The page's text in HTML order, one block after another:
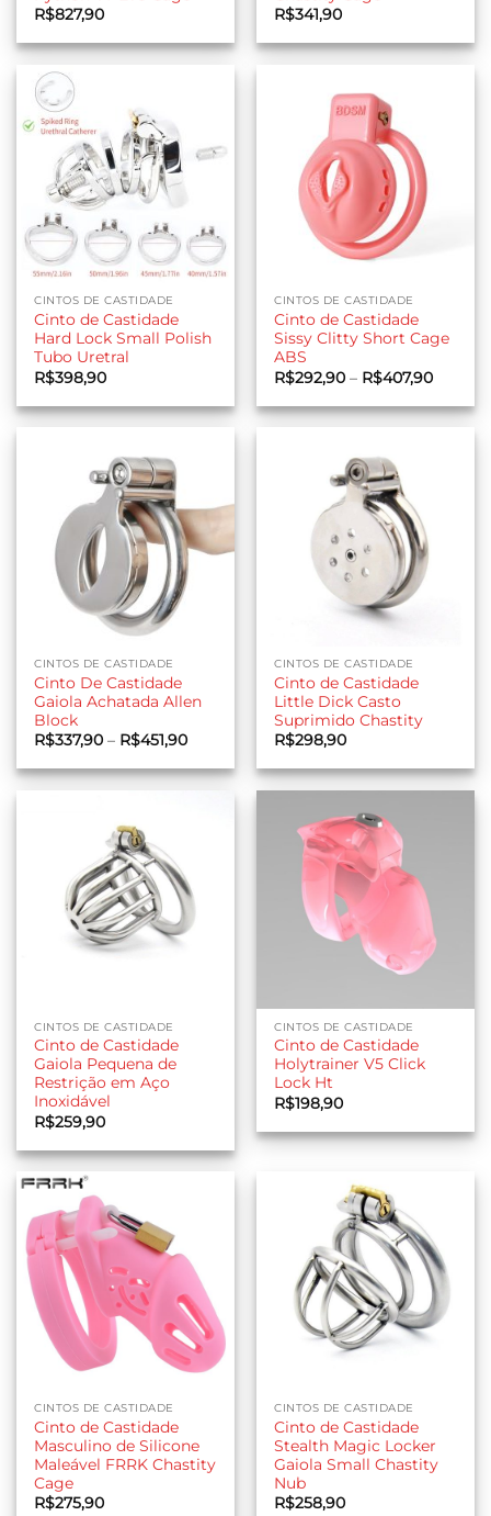
R$827,90
R$341,90
CINTOS DE CASTIDADE
Cinto de Castidade
Hard Lock Small Polish
Tubo Uretral
R$398,90
CINTOS DE CASTIDADE
Cinto de Castidade
Sissy Clitty Short Cage
ABS
R$292,90 – R$407,90Faixa
preço:
através
CINTOS DE CASTIDADE
Cinto De Castidade
Gaiola Achatada Allen
Block
R$337,90 – R$451,90Faixa
preço:
R$337,90
CINTOS DE CASTIDADE
Cinto de Castidade
Little Dick Casto
Suprimido Chastity
R$298,90
CINTOS DE CASTIDADE
Cinto de Castidade
Gaiola Pequena de
Restrição em Aço
Inoxidável
R$259,90
CINTOS DE CASTIDADE
Cinto de Castidade
Holytrainer V5 Click
Lock Ht
R$198,90
CINTOS DE CASTIDADE
Cinto de Castidade
Masculino de Silicone
Maleável FRRK Chastity
Cage
R$275,90
CINTOS DE CASTIDADE
Cinto de Castidade
Stealth Magic Locker
Gaiola Small Chastity
Nub
R$258,90